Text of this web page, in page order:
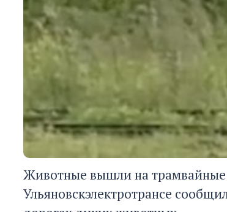
Животные вышли на трамвайные
Ульяновскэлектротрансе